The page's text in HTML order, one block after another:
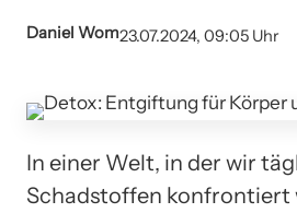
Daniel Wom23.07.2024, 09:05 Uhr
In einer Welt, in der wir
Schadstoffen konfrontiert